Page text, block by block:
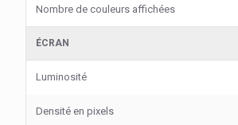
Nombre de couleurs affichées
ÉCRAN
Luminosité
Densité en pixels